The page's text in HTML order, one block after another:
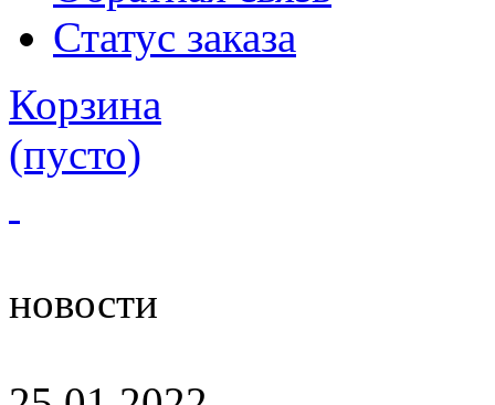
Статус заказа
Корзина
(пусто)
новости